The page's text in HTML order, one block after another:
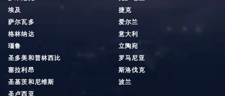
埃及
萨尔瓦多
格林纳达
瑙鲁
圣多美和普林西比
塞拉利昂
圣基茨和尼维斯
圣卢西亚
捷克
爱尔兰
意大利
立陶宛
罗马尼亚
斯洛伐克
波兰